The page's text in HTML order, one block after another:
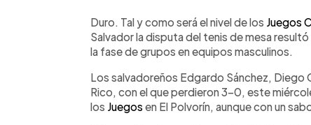
► Escuchar artículo
Duro. Tal y como será el nivel de los Juegos
Salvador la disputa del tenis de mesa
la fase de grupos en equipos masculinos.
Los salvadoreños Edgardo Sánchez, Diego
Rico, con el que perdieron 3-0, este
los Juegosen El Polvorín, aunque con un